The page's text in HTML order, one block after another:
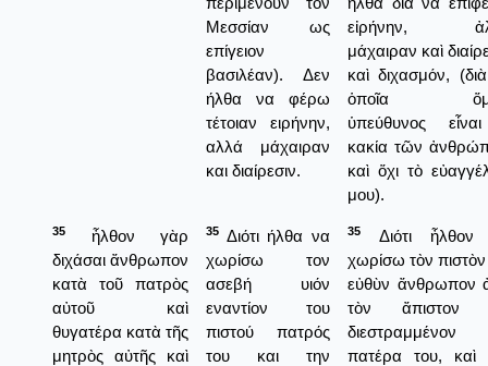
Μεσσίαν ως
επίγειον
βασιλέαν). Δεν
ήλθα να φέρω
τέτοιαν ειρήνην,
αλλά μάχαιραν
και διαίρεσιν.
εἰρήνην,
μάχαιραν καὶ
καὶ διχασμόν,
ὁποῖα
ὑπεύθυνος
κακία τῶν
καὶ ὅχι τὸ
μου).
35
ἦλθον γὰρ
διχάσαι ἄνθρωπον
κατὰ τοῦ πατρὸς
αὐτοῦ καὶ
θυγατέρα κατὰ τῆς
μητρὸς αὐτῆς καὶ
35 Διότι ήλθα να
χωρίσω τον
ασεβή υιόν
εναντίον του
πιστού πατρός
του και την
35
Διότι ἦλθον
χωρίσω τὸν πιστὸν
εὐθὺν ἄνθρωπον
τὸν ἄπιστον
διεστραμμένον
πατέρα του, καὶ